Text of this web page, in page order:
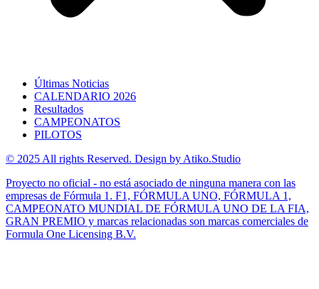
Últimas Noticias
CALENDARIO 2026
Resultados
CAMPEONATOS
PILOTOS
© 2025 All rights Reserved. Design by Atiko.Studio
Proyecto no oficial - no está asociado de ninguna manera con las
empresas de Fórmula 1. F1, FÓRMULA UNO, FÓRMULA 1,
CAMPEONATO MUNDIAL DE FÓRMULA UNO DE LA FIA,
GRAN PREMIO y marcas relacionadas son marcas comerciales de
Formula One Licensing B.V.